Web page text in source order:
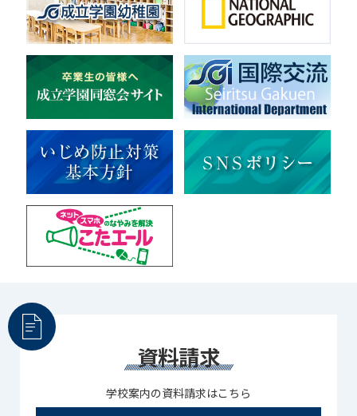
地域ボランティア
美術
マルチメディア
ライフワーク
新日本芸能
宇宙探究
赤門倶楽部
資料請求
学校案内の資料請求はこちら